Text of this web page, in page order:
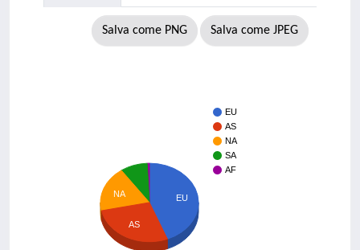
Salva come PNG Salva come JPEG
EU
AS
NA
SA
AF
EU
NA
AS